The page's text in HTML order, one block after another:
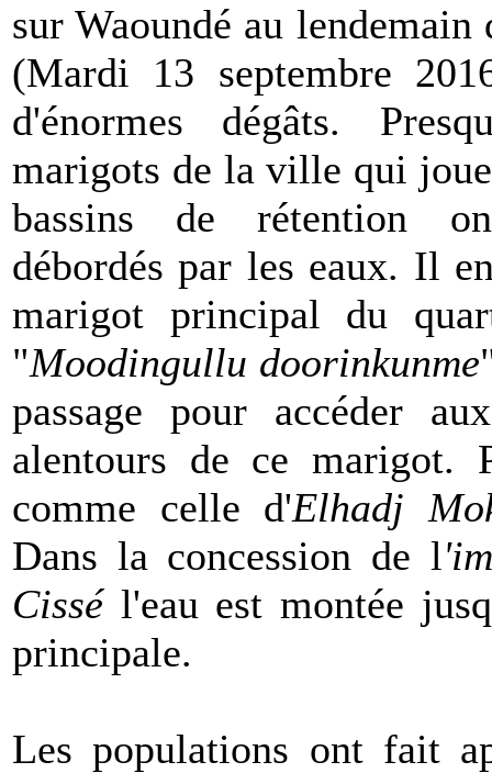
sur Waoundé au lendemain
(Mardi 13 septembre
d'énormes dégâts.
marigots de la ville qui
bassins de rétention
débordés par les eaux. Il
marigot principal du
"Moodingullu doorinkunme
passage pour accéder
alentours de ce marigot.
comme celle d'Elhadj
Dans la concession de l
Cissél'eau est montée
principale.
Les populations ont fait